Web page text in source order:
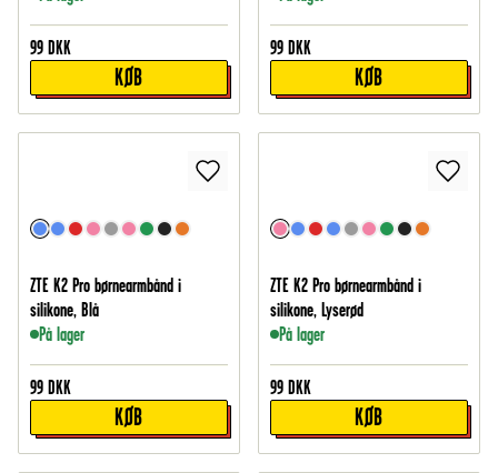
99 DKK
KØB
99 DKK
KØB
ZTE K2 Pro børnearmbånd i
silikone, Blå
På lager
99 DKK
KØB
ZTE K2 Pro børnearmbånd i
silikone, Lyserød
På lager
99 DKK
KØB